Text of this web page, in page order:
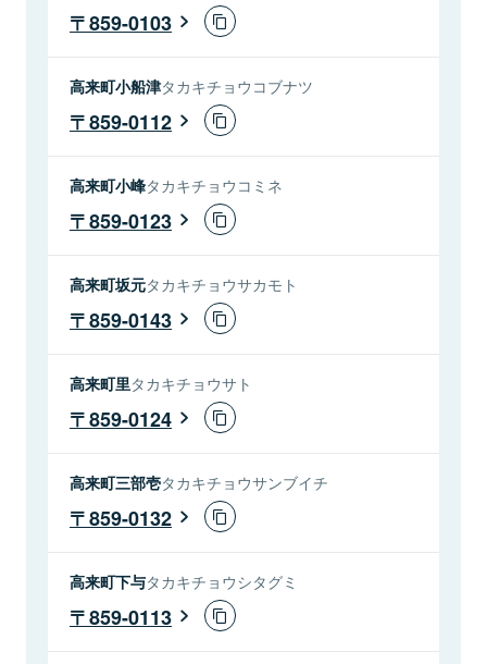
859-0103
高来町小船津タカキチョウコブナツ
859-0112
高来町小峰タカキチョウコミネ
859-0123
高来町坂元タカキチョウサカモト
859-0143
高来町里タカキチョウサト
859-0124
高来町三部壱タカキチョウサンブイチ
859-0132
高来町下与タカキチョウシタグミ
859-0113